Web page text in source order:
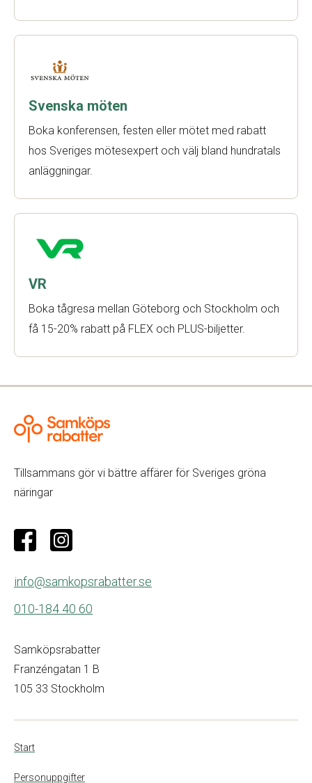
Svenska möten
Boka konferensen, festen eller mötet med rabatt
hos Sveriges mötesexpert och välj bland hundratals
anläggningar.
VR
Boka tågresa mellan Göteborg och Stockholm och
få 15-20% rabatt på FLEX och PLUS-biljetter.
Tillsammans gör vi bättre affärer för Sveriges gröna
näringar
info@samkopsrabatter.se
010-184 40 60
Samköpsrabatter
Franzéngatan 1 B
105 33 Stockholm
Start
Personuppgifter